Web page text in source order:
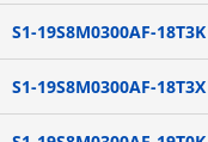
S1-19S8M0300AF-18T3K
S1-19S8M0300AF-18T3X